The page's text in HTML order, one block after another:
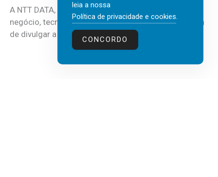
A NTT DATA, consultora global em serviços de
negócio, tecnologia e inteligência artificial (IA), acaba
de divulgar a mais recente...
leia a nossa
Política de privacidade e cookies.
CONCORDO